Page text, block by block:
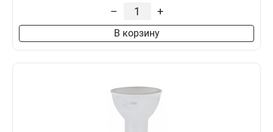
– +
В корзину